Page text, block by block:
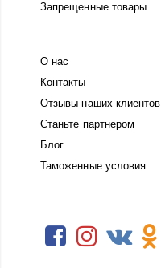
Запрещенные товары
О нас
Контакты
Отзывы наших клиентов
Станьте партнером
Блог
Таможенные условия